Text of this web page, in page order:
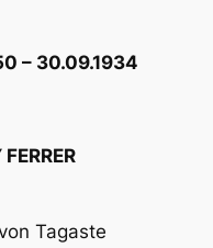
– 30.09.1934
Tagaste